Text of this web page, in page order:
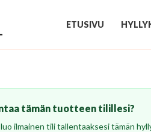
ETUSIVU
tämän tuotteen tilillesi?
ilmainen tili tallentaaksesi tämän